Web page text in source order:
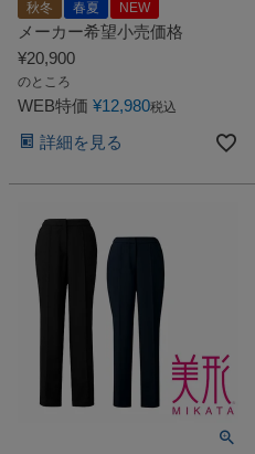
秋冬 春夏 NEW
メーカー希望小売価格
¥20,900
のところ
WEB特価 ¥12,980税込
詳細を見る